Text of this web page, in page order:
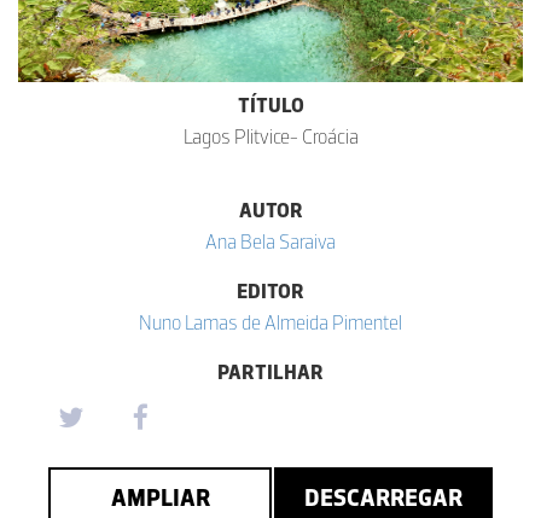
TÍTULO
Lagos Plitvice- Croácia
AUTOR
Ana Bela Saraiva
EDITOR
Nuno Lamas de Almeida Pimentel
PARTILHAR
AMPLIAR DESCARREGAR